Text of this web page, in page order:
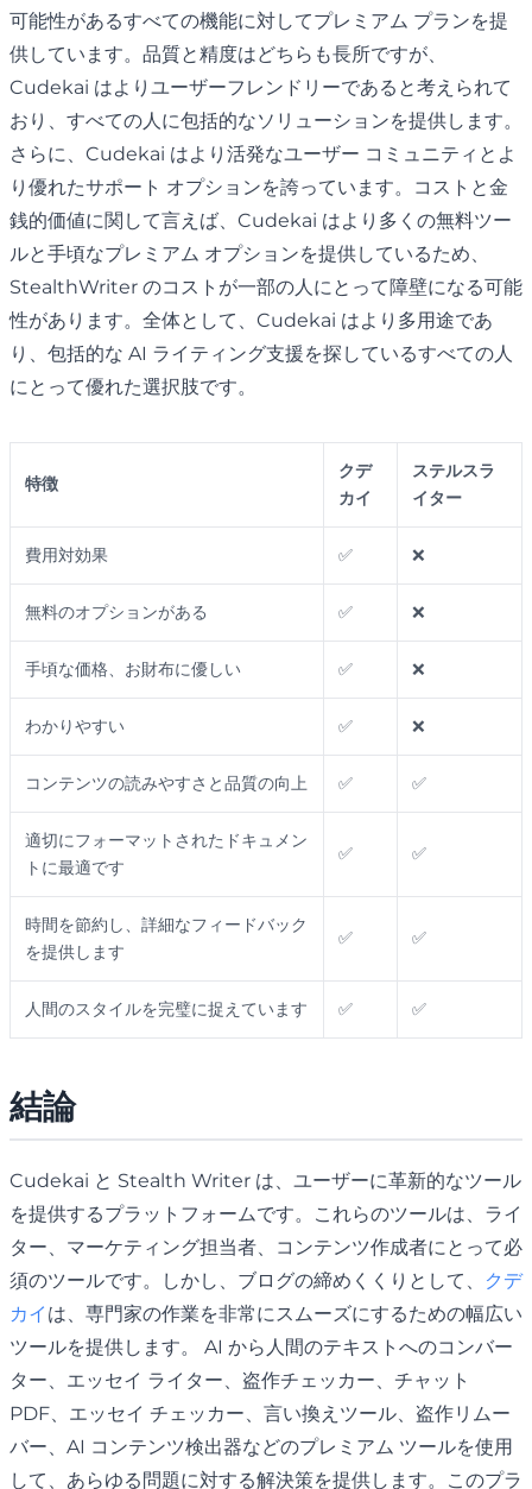
可能性があるすべての機能に対してプレミアム プランを提
供しています。品質と精度はどちらも長所ですが、
Cudekai はよりユーザーフレンドリーであると考えられて
おり、すべての人に包括的なソリューションを提供します。
さらに、Cudekai はより活発なユーザー コミュニティとよ
り優れたサポート オプションを誇っています。コストと金
銭的価値に関して言えば、Cudekai はより多くの無料ツー
ルと手頃なプレミアム オプションを提供しているため、
StealthWriter のコストが一部の人にとって障壁になる可能
性があります。全体として、Cudekai はより多用途であ
り、包括的な AI ライティング支援を探しているすべての人
にとって優れた選択肢です。
特徴
クデ
カイ
ステルスラ
イター
費用対効果 ✅ ❌
無料のオプションがある ✅ ❌
手頃な価格、お財布に優しい ✅ ❌
わかりやすい ✅ ❌
コンテンツの読みやすさと品質の向上 ✅ ✅
適切にフォーマットされたドキュメン
トに最適です
✅ ✅
時間を節約し、詳細なフィードバック
を提供します
✅ ✅
人間のスタイルを完璧に捉えています ✅ ✅
結論
Cudekai と Stealth Writer は、ユーザーに革新的なツール
を提供するプラットフォームです。これらのツールは、ライ
ター、マーケティング担当者、コンテンツ作成者にとって必
須のツールです。しかし、ブログの締めくくりとして、
クデ
カイ は、専門家の作業を非常にスムーズにするための幅広い
ツールを提供します。 AI から人間のテキストへのコンバー
ター、エッセイ ライター、盗作チェッカー、チャット
PDF、エッセイ チェッカー、言い換えツール、盗作リムー
バー、AI コンテンツ検出器などのプレミアム ツールを使用
して、あらゆる問題に対する解決策を提供します。このプラ